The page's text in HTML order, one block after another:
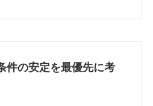
件の安定を最優先に考